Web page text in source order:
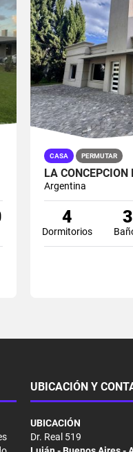
CASA PERMUTAR
LA CONCEPCIÓN
Argentina
4
Dormitorios
3
UBICACIÓN Y
UBICACIÓN
Dr. Real 519